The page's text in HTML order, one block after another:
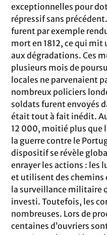
exceptionnelles pour
répressif sans
furent par exemple
mort en 1812, ce qui
aux dégradations. Ces
plusieurs mois de
locales ne parvenaient
nombreux policiers
soldats furent envoyés
était tout à fait inédit.
12 000, moitié plus que
la guerre contre le
dispositif se révèle
enrayer les actions : les
et utilisent des chemins
la surveillance militaire
investi. Toutefois, les
nombreuses. Lors de
centaines d’ouvriers